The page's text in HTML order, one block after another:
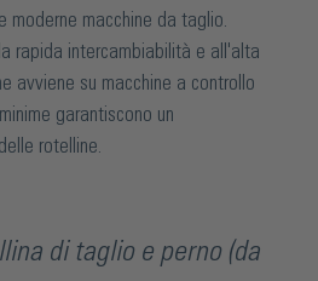
macchine da taglio.
rapida intercambiabilità e all'alta
avviene su macchine a controllo
garantiscono un
rotelline.
di taglio e perno (da